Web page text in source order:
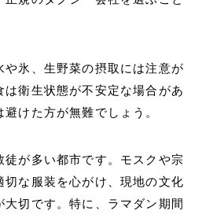
氷、生野菜の摂取には注意が
衛生状態が不安定な場合があ
けた方が無難でしょう。
徒が多い都市です。モスクや宗
な服装を心がけ、現地の文化
切です。特に、ラマダン期間